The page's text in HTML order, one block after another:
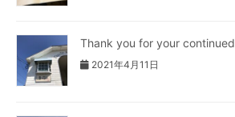
Thank you for your
2021年4月11日